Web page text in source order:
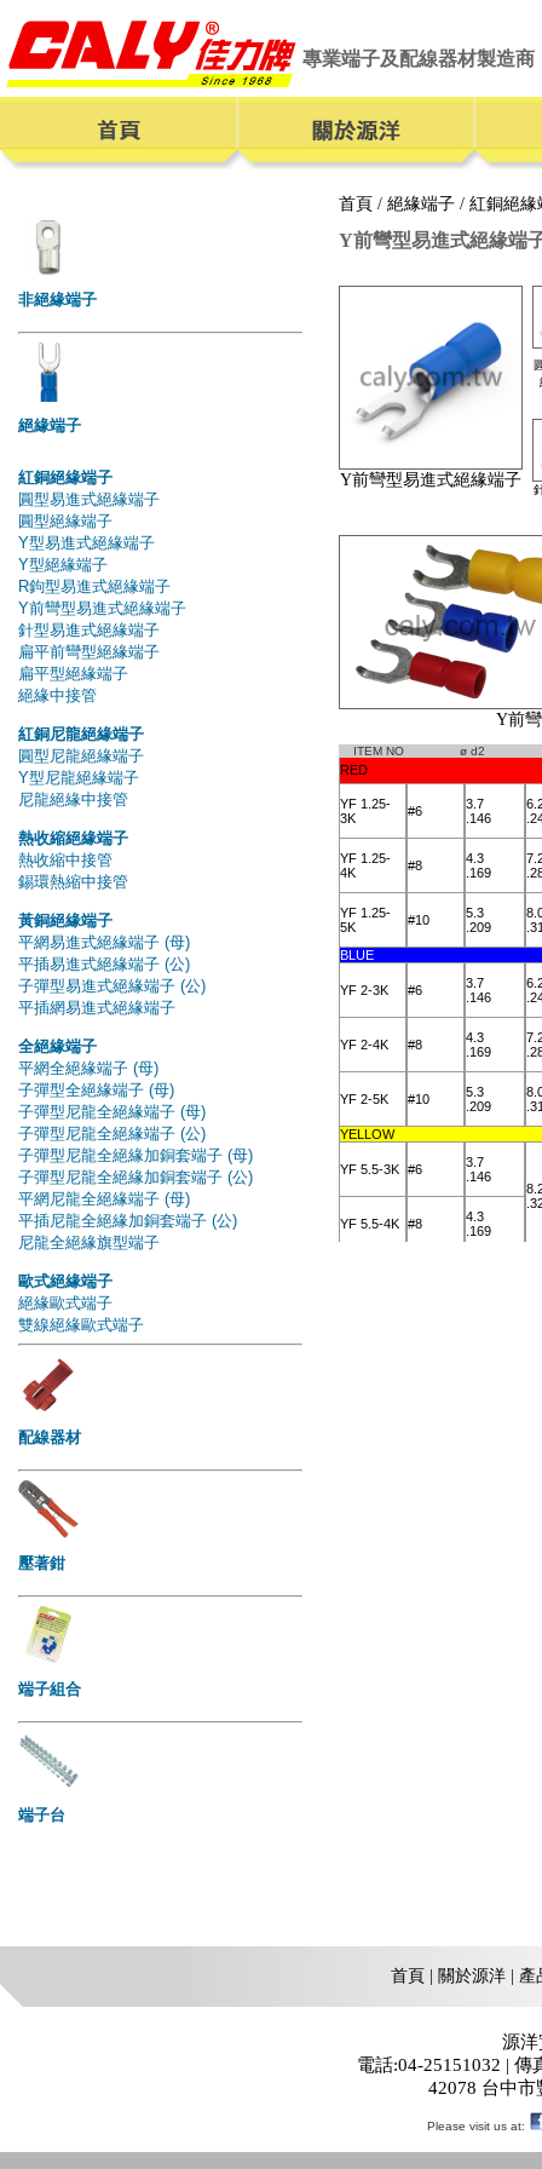
專業端子及配線器材製造商
首頁 / 絕緣端子 / 紅銅絕緣
Y前彎型易進式絕緣端
Y前彎型易進式絕緣端子
Y前
ITEM NO ø d2
首頁 關於源洋| 產